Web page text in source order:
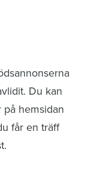
Du kan
hemsidan
får en träff